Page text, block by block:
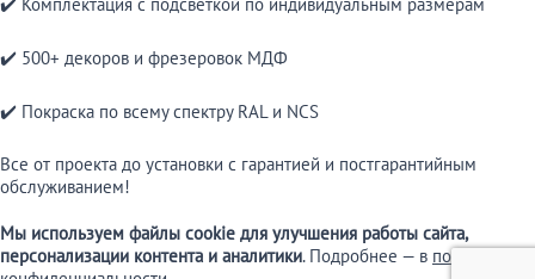
✔️ 500+ декоров и фрезеровок МДФ
✔️ Покраска по всему спектру RAL и NCS
Все от проекта до установки с гарантией и постгарантийным
обслуживанием!
Мы используем файлы cookie для улучшения работы сайта,
персонализации контента и аналитики. Подробнее — в политике